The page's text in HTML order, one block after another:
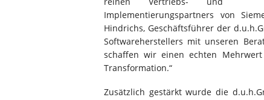
Implementierungspartners von
Hindrichs, Geschäftsführer der
Softwareherstellers mit unseren
schaffen wir einen echten
Transformation.“
Zusätzlich gestärkt wurde die